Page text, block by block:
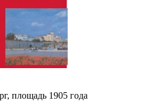
площадь 1905 года